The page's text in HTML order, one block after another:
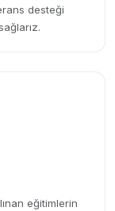
desteği
eğitimlerin